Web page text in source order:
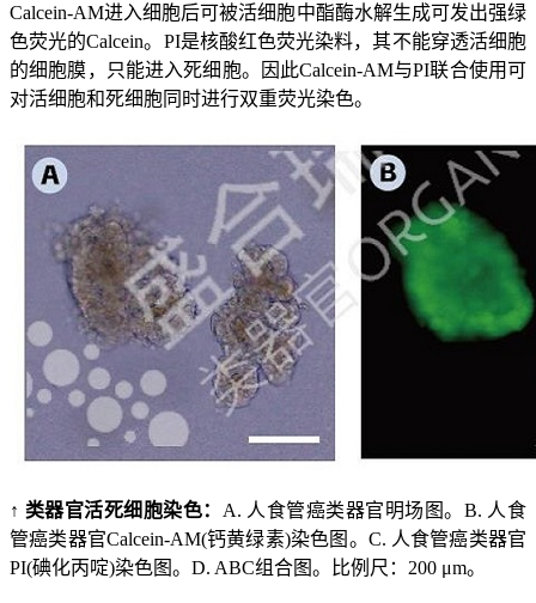
Calcein-AM进入细胞后可被活细胞中酯酶水解生成可发出强绿
色荧光的Calcein。PI是核酸红色荧光染料，其不能穿透活细胞
的细胞膜，只能进入死细胞。因此Calcein-AM与PI联合使用可
对活细胞和死细胞同时进行双重荧光染色。
↑ 类器官活死细胞染色： A. 人食管癌类器官明场图。B. 人食
管癌类器官Calcein-AM(钙黄绿素)染色图。C. 人食管癌类器官
PI(碘化丙啶)染色图。D. ABC组合图。比例尺：200 μm。